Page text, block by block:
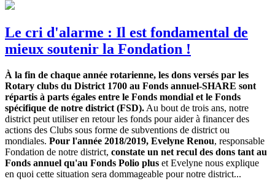
Le cri d'alarme : Il est fondamental de
mieux soutenir la Fondation !
À la fin de chaque année rotarienne, les dons versés par les
Rotary clubs du District 1700 au Fonds annuel-SHARE sont
répartis à parts égales entre le Fonds mondial et le Fonds
spécifique de notre district (FSD). Au bout de trois ans, notre
district peut utiliser en retour les fonds pour aider à financer des
actions des Clubs sous forme de subventions de district ou
mondiales. Pour l'année 2018/2019, Evelyne Renou, responsable
Fondation de notre district, constate un net recul des dons tant au
Fonds annuel qu'au Fonds Polio plus et Evelyne nous explique
en quoi cette situation sera dommageable pour notre district...